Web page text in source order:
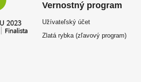
Vernostný program
Užívateľský účet
Zlatá rybka (zľavový program)